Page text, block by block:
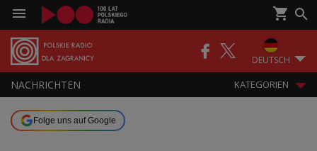
DEUTSCH
NACHRICHTEN KATEGORIEN
Folge uns auf Google